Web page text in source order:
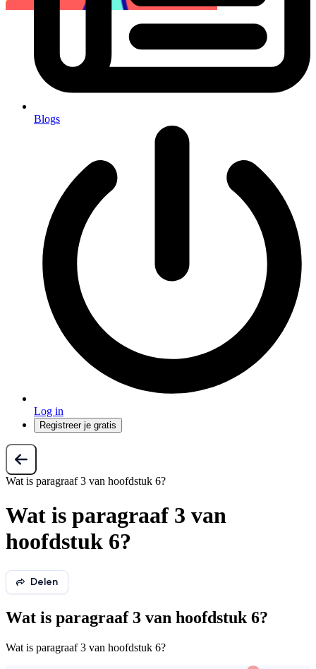
Blogs
Log in
Registreer je gratis
Wat is paragraaf 3 van hoofdstuk 6?
Wat is paragraaf 3 van
hoofdstuk 6?
Delen
Wat is paragraaf 3 van hoofdstuk 6?
Wat is paragraaf 3 van hoofdstuk 6?